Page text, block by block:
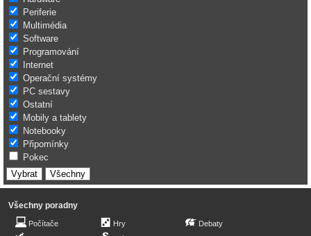
Periferie
Multimédia
Software
Programování
Internet
Operační systémy
PC sestavy
Ostatní
Mobily a tablety
Notebooky
Připomínky
Pokec
Všechny poradny
Počítače
Hry
Debaty